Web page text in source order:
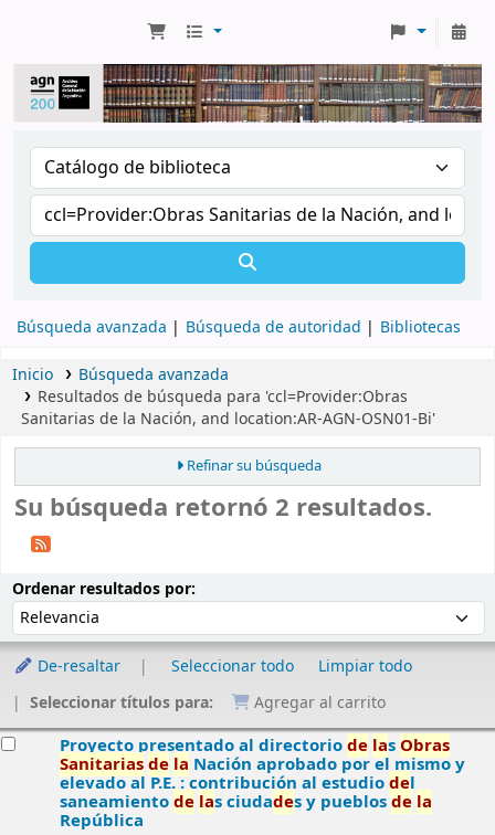
Búsqueda avanzada Búsqueda de autoridad Bibliotecas
Inicio
Búsqueda avanzada
Resultados de búsqueda para 'ccl=Provider:Obras
Sanitarias de la Nación, and location:AR-AGN-OSN01-Bi'
Refinar su búsqueda
Su búsqueda retornó 2 resultados.
Ordenar resultados por:
De-resaltar Seleccionar todo
Limpiar todo
Seleccionar títulos para:
Agregar al carrito
Proyecto presentado al directoriode las Obras
Sanitariasde la Nación aprobado por el mismo y
elevado al P.E. : contribución al estudiodel
saneamientode las ciudades y pueblosde la
República